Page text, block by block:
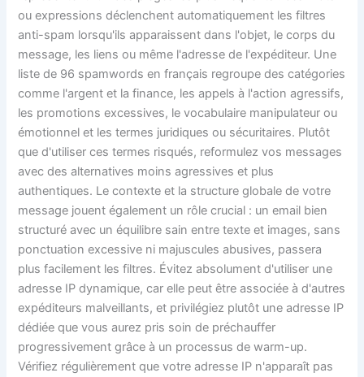
ou expressions déclenchent automatiquement les filtres
anti-spam lorsqu'ils apparaissent dans l'objet, le corps du
message, les liens ou même l'adresse de l'expéditeur. Une
liste de 96 spamwords en français regroupe des catégories
comme l'argent et la finance, les appels à l'action agressifs,
les promotions excessives, le vocabulaire manipulateur ou
émotionnel et les termes juridiques ou sécuritaires. Plutôt
que d'utiliser ces termes risqués, reformulez vos messages
avec des alternatives moins agressives et plus
authentiques. Le contexte et la structure globale de votre
message jouent également un rôle crucial : un email bien
structuré avec un équilibre sain entre texte et images, sans
ponctuation excessive ni majuscules abusives, passera
plus facilement les filtres. Évitez absolument d'utiliser une
adresse IP dynamique, car elle peut être associée à d'autres
expéditeurs malveillants, et privilégiez plutôt une adresse IP
dédiée que vous aurez pris soin de préchauffer
progressivement grâce à un processus de warm-up.
Vérifiez régulièrement que votre adresse IP n'apparaît pas